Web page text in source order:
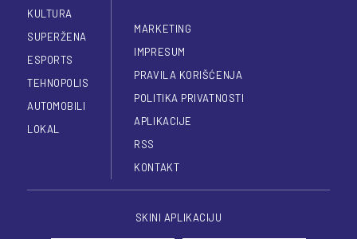
KULTURA
SUPERŽENA
ESPORTS
TEHNOPOLIS
AUTOMOBILI
LOKAL
MARKETING
IMPRESUM
PRAVILA KORIŠĆENJA
POLITIKA PRIVATNOSTI
APLIKACIJE
RSS
KONTAKT
SKINI APLIKACIJU